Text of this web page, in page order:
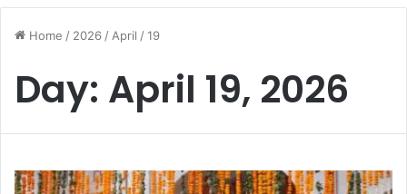
Home / 2026 / April /19
Day: April 19, 2026